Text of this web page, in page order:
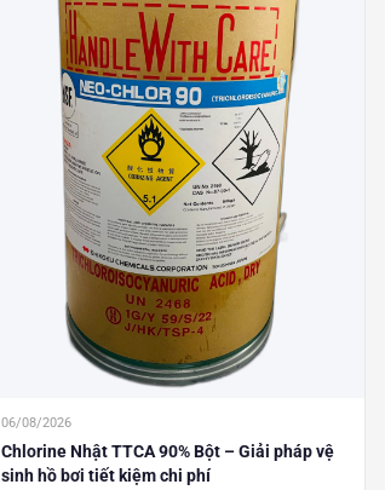
06/08/2026
Chlorine Nhật TTCA 90% Bột – Giải pháp vệ
sinh hồ bơi tiết kiệm chi phí